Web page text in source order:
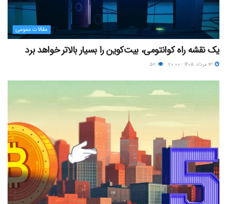
مقالات عمومی
یک نقشه راه کوانتومی، بیت‌کوین را بسیار بالاتر خواهد برد